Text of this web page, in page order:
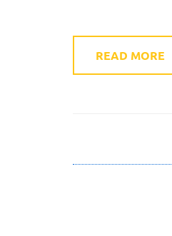
READ MORE